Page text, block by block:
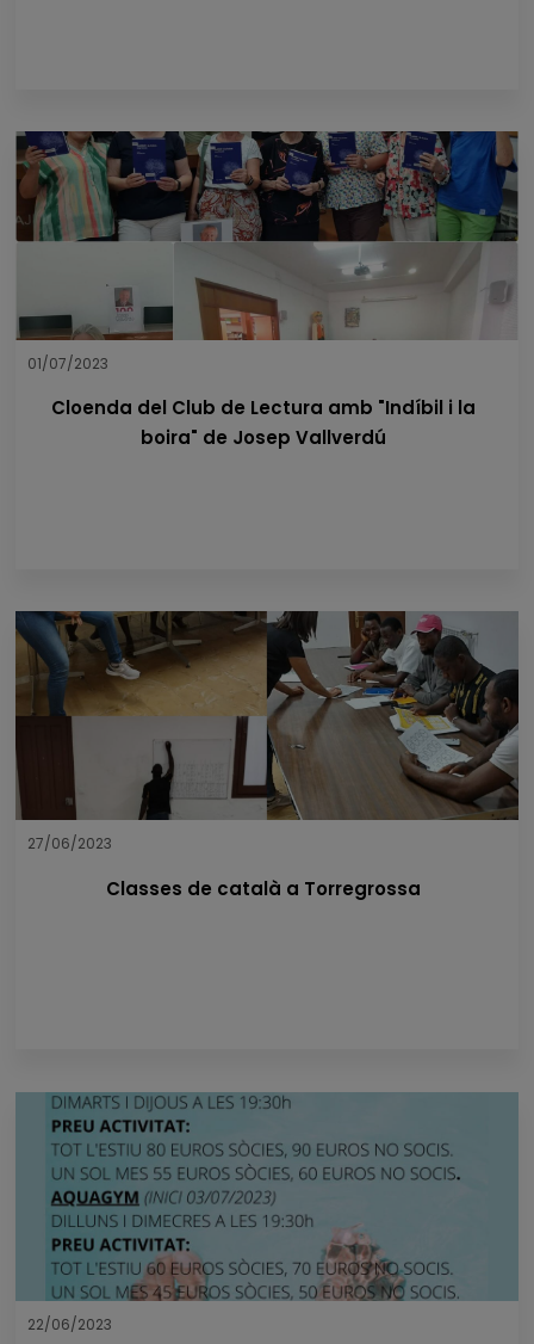
01/07/2023
Cloenda del Club de Lectura amb "Indíbil i la
boira" de Josep Vallverdú
27/06/2023
Classes de català a Torregrossa
22/06/2023